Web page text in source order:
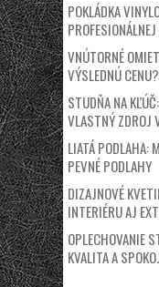
POKLÁDKA
VNÚTORNÉ
VÝSLEDNÚ CENU?
STUDŇA NA
VLASTNÝ ZDROJ
LIATÁ PODLAHA:
PEVNÉ PODLAHY
DIZAJNOVÉ
INTERIÉRU AJ
OPLECHOVANIE
KVALITA A